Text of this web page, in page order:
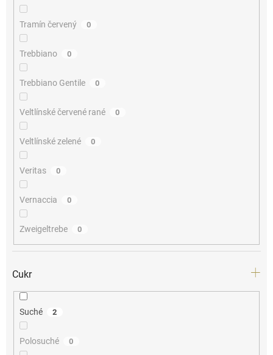
Tramín červený 0
Trebbiano 0
Trebbiano Gentile 0
Veltlínské červené rané 0
Veltlínské zelené 0
Veritas 0
Vernaccia 0
Zweigeltrebe 0
Cukr
Suché 2
Polosuché 0